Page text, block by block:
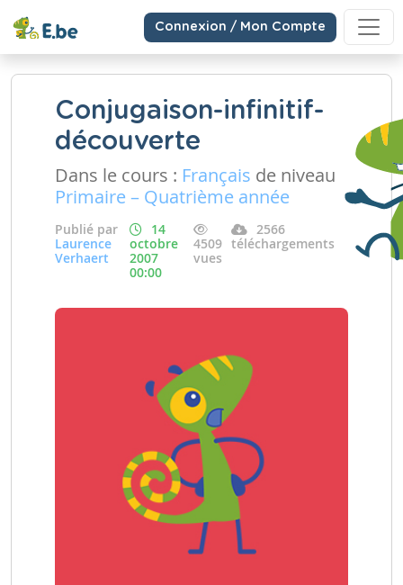
Connexion / Mon Compte
Conjugaison-infinitif-
découverte
Dans le cours : Français de niveau
Primaire – Quatrième année
Publié par
Laurence
Verhaert
14
octobre
2007
00:00
4509
vues
2566
téléchargements